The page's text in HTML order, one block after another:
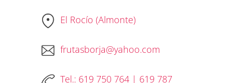
El Rocío (Almonte)
frutasborja@yahoo.com
Tel.: 619 750 764 | 619 787